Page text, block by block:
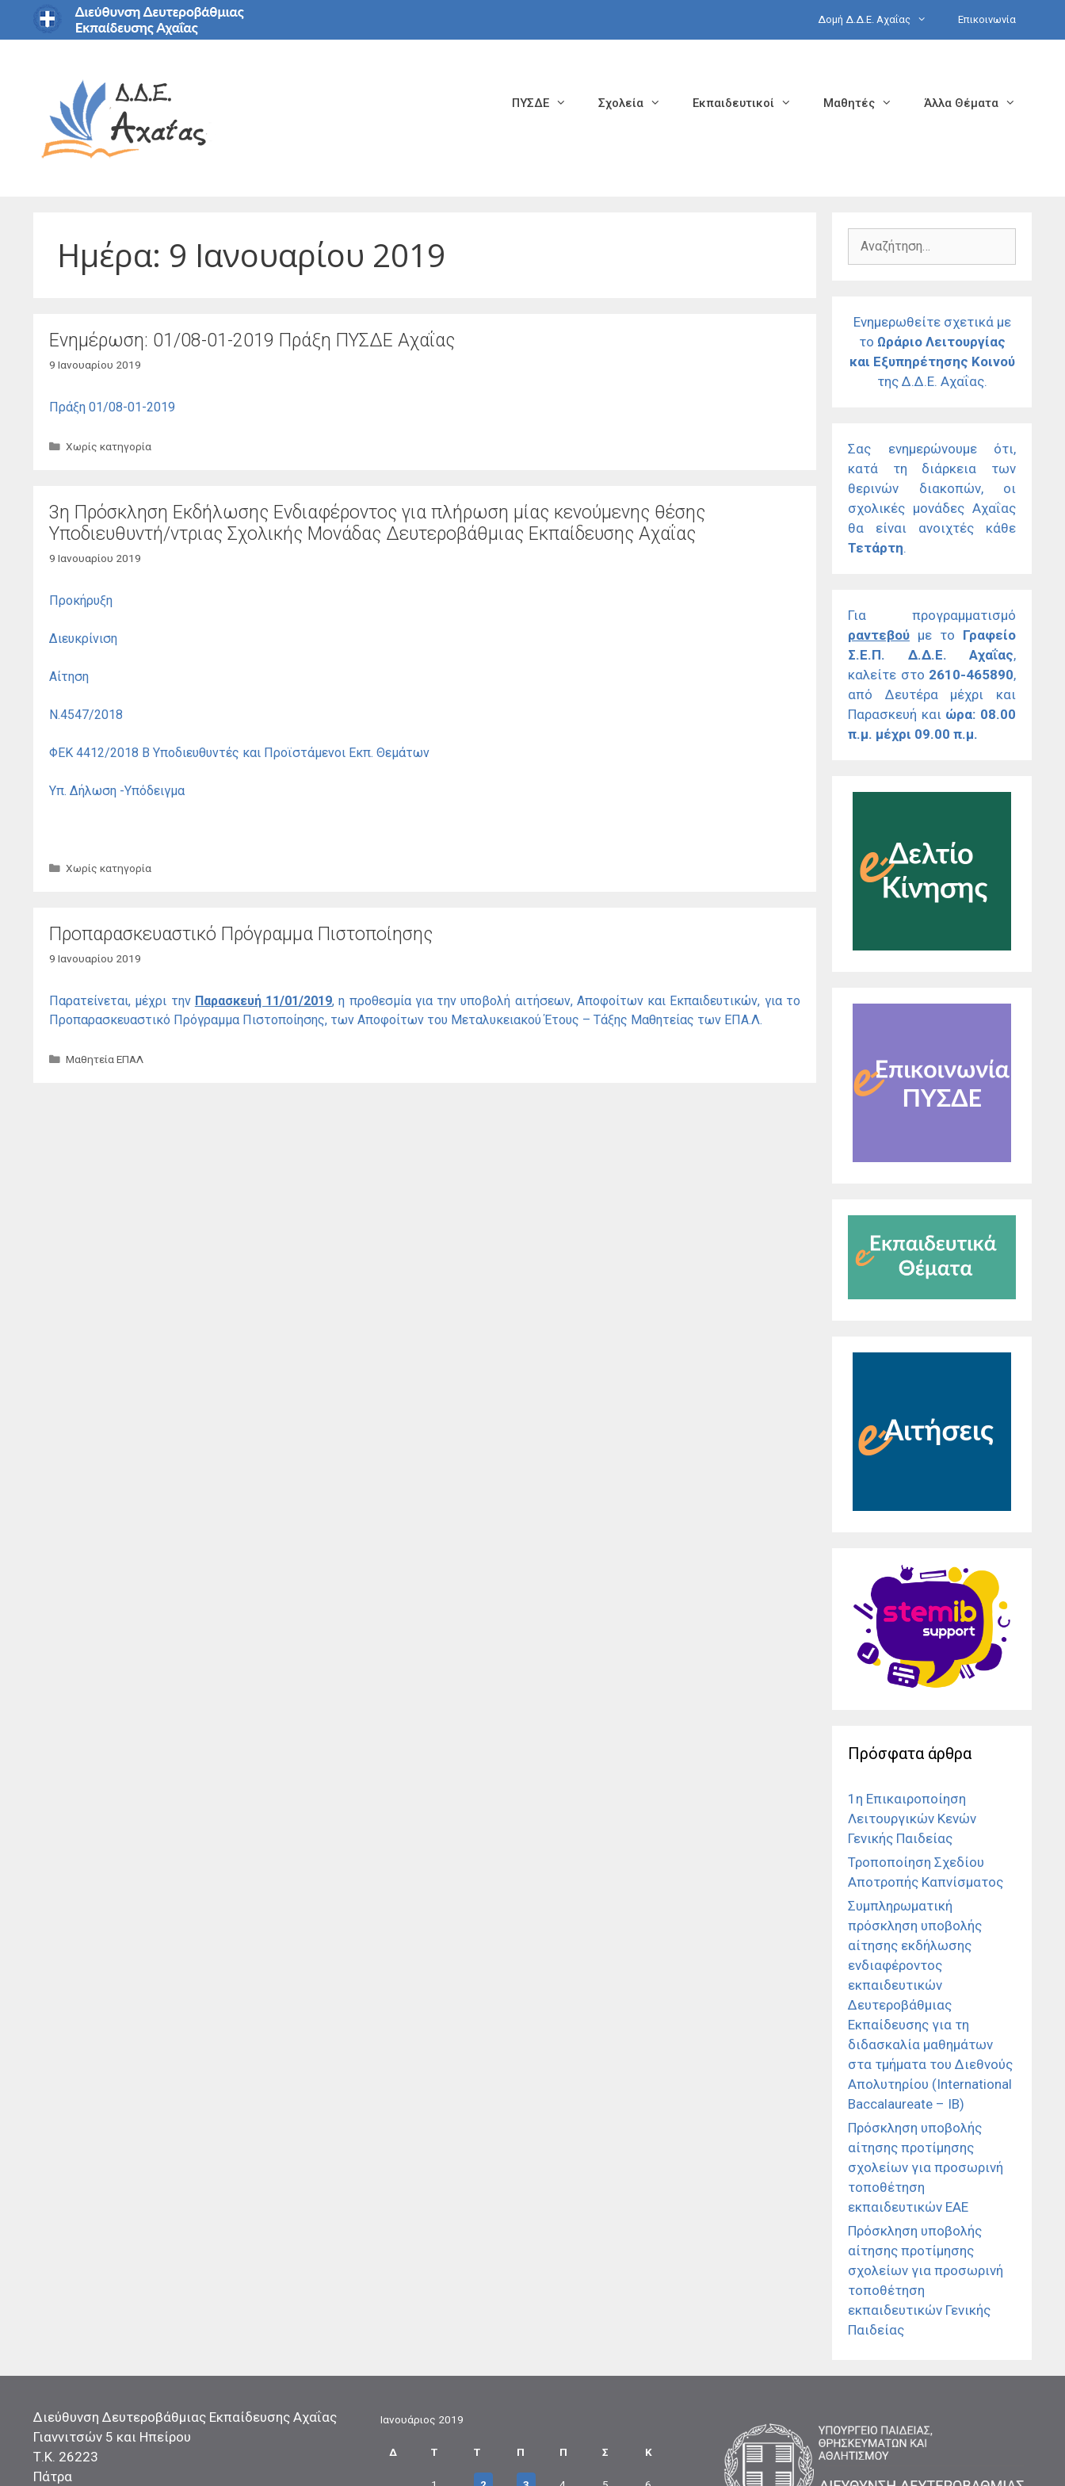
Μετάβαση
Δομή Δ.Δ.Ε. Αχαΐας Επικοινωνία
ΠΥΣΔΕ Σχολεία Εκπαιδευτικοί Μαθητές Άλλα Θέματα
Ημέρα: 9 Ιανουαρίου 2019
Ενημέρωση: 01/08-01-2019 Πράξη ΠΥΣΔΕ Αχαΐας
9 Ιανουαρίου 2019
Πράξη 01/08-01-2019
Κατηγορίες
Χωρίς κατηγορία
3η Πρόσκληση Εκδήλωσης Ενδιαφέροντος για πλήρωση μίας κενούμενης θέσης
Υποδιευθυντή/ντριας Σχολικής Μονάδας Δευτεροβάθμιας Εκπαίδευσης Αχαΐας
9 Ιανουαρίου 2019
Προκήρυξη
Διευκρίνιση
Αίτηση
Ν.4547/2018
ΦΕΚ 4412/2018 Β Υποδιευθυντές και Προϊστάμενοι Εκπ. Θεμάτων
Υπ. Δήλωση -Υπόδειγμα
Κατηγορίες
Χωρίς κατηγορία
Προπαρασκευαστικό Πρόγραμμα Πιστοποίησης
9 Ιανουαρίου 2019
Παρατείνεται, μέχρι την Παρασκευή 11/01/2019, η προθεσμία για την υποβολή αιτήσεων, Αποφοίτων και Εκπαιδευτικών, για το
Προπαρασκευαστικό Πρόγραμμα Πιστοποίησης, των Αποφοίτων του Μεταλυκειακού Έτους – Τάξης Μαθητείας των ΕΠΑ.Λ.
Κατηγορίες
Μαθητεία ΕΠΑΛ
Αναζήτηση
Ενημερωθείτε σχετικά με
το Ωράριο Λειτουργίας
και Εξυπηρέτησης Κοινού
της Δ.Δ.Ε. Αχαΐας.
Σας ενημερώνουμε ότι,
κατά τη διάρκεια των
θερινών διακοπών, οι
σχολικές μονάδες Αχαΐας
θα είναι ανοιχτές κάθε
Τετάρτη.
Για προγραμματισμό
ραντεβού με το Γραφείο
Σ.Ε.Π. Δ.Δ.Ε. Αχαΐας,
καλείτε στο 2610-465890,
από Δευτέρα μέχρι και
Παρασκευή και ώρα: 08.00
π.μ. μέχρι 09.00 π.μ.
Πρόσφατα άρθρα
1η Επικαιροποίηση
Λειτουργικών Κενών
Γενικής Παιδείας
Τροποποίηση Σχεδίου
Αποτροπής Καπνίσματος
Συμπληρωματική
πρόσκληση υποβολής
αίτησης εκδήλωσης
ενδιαφέροντος
εκπαιδευτικών
Δευτεροβάθμιας
Εκπαίδευσης για τη
διδασκαλία μαθημάτων
στα τμήματα του Διεθνούς
Απολυτηρίου (International
Baccalaureate – IB)
Πρόσκληση υποβολής
αίτησης προτίμησης
σχολείων για προσωρινή
τοποθέτηση
εκπαιδευτικών ΕΑΕ
Πρόσκληση υποβολής
αίτησης προτίμησης
σχολείων για προσωρινή
τοποθέτηση
εκπαιδευτικών Γενικής
Παιδείας
Διεύθυνση Δευτεροβάθμιας Εκπαίδευσης Αχαΐας
Γιαννιτσών 5 και Ηπείρου
Τ.Κ. 26223
Πάτρα
Ιανουάριος 2019
Δ Τ Τ Π Π Σ Κ